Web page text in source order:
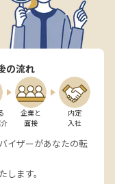
の流れ
企業と
面接
内定
入社
イザーがあなたの転
します。